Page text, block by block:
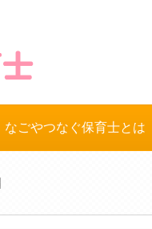
なごやつなぐ保育士とは